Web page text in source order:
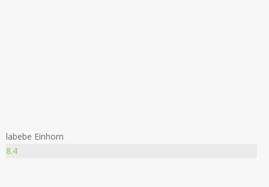
labebe Einhorn
8.4